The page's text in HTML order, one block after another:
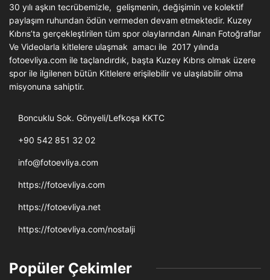
30 yılı aşkın tecrübemizle, gelişmenin, değişimin ve kolektif
paylaşım ruhundan ödün vermeden devam etmektedir. Kuzey
Kıbrıs’ta gerçekleştirilen tüm spor olaylarından Alınan Fotoğraflar
Ve Videolarla kitlelere ulaşmak amacı ile 2017 yılında
fotoevliya.com ile taçlandırdık, başta Kuzey Kıbrıs olmak üzere
spor ile ilgilenen bütün Kitlelere erişilebilir ve ulaşılabilir olma
misyonuna sahiptir.
Boncuklu Sok. Gönyeli/Lefkoşa KKTC
+90 542 851 32 02
info@fotoevliya.com
https://fotoevliya.com
https://fotoevliya.net
https://fotoevliya.com/nostalji
Popüler Çekimler